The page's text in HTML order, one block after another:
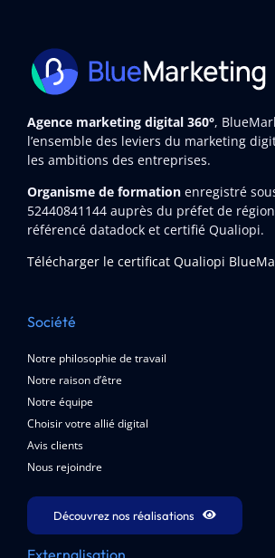
Agence marketing digital 360°,
l’ensemble des leviers du marketing
les ambitions des entreprises.
Organisme de formation enregistré
52440841144auprès du préfet de région
référencé datadock et certifié Qualiopi.
Télécharger le certificat Qualiopi
Société
Notre philosophie de travail
Notre raison d’être
Notre équipe
Choisir votre allié digital
Avis clients
Nous rejoindre
Découvrez nos réalisations
Externalisation